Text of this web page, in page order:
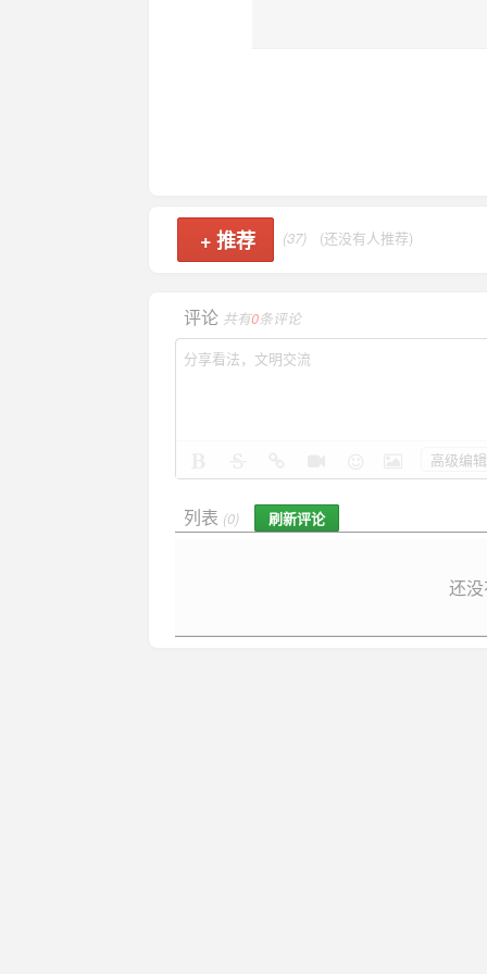
+ 推荐 (37) (还没有人推荐)
评论 共有0条评论
高级编辑
列表 (0) 刷新评论
还